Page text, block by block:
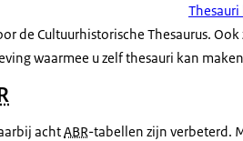
de Cultuurhistorische Thesaurus.
waarmee u zelf thesauri kan
achtABR-tabellen zijn verbeterd.